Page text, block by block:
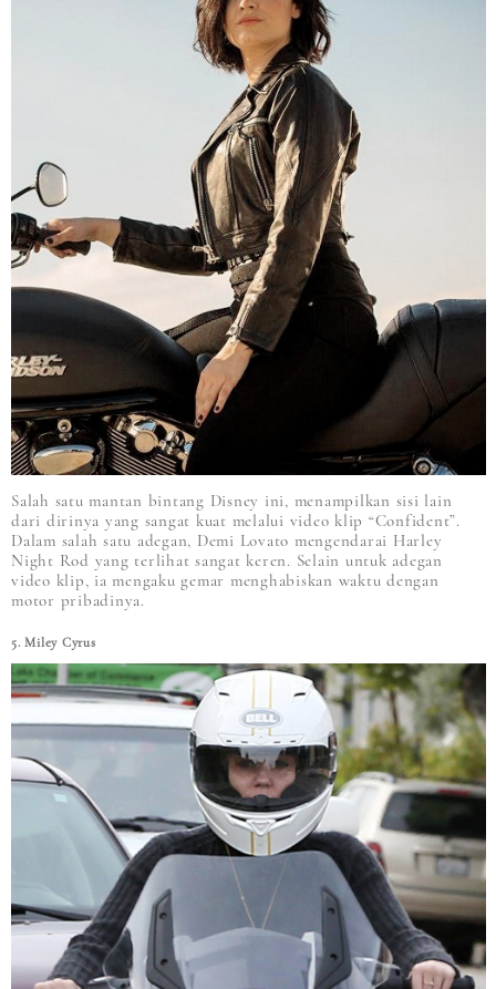
Salah satu mantan bintang Disney ini, menampilkan sisi lain
dari dirinya yang sangat kuat melalui video klip “Confident”.
Dalam salah satu adegan, Demi Lovato mengendarai Harley
Night Rod yang terlihat sangat keren. Selain untuk adegan
video klip, ia mengaku gemar menghabiskan waktu dengan
motor pribadinya.
5. Miley Cyrus